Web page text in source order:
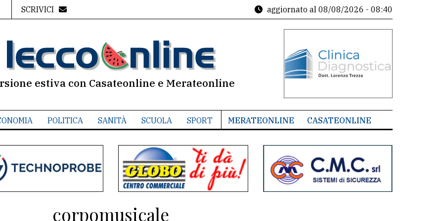
SCRIVICI aggiornato al 08/08/2026 - 08:40
estiva con Casateonline e Merateonline
POLITICA SANITÀ SCUOLA SPORT MERATEONLINE CASATEONLINE
corpomusicale